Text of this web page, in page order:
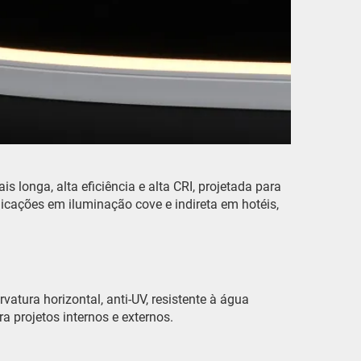
longa, alta eficiência e alta CRI, projetada para
em iluminação cove e indireta em hotéis,
horizontal, anti-UV, resistente à água
projetos internos e externos.